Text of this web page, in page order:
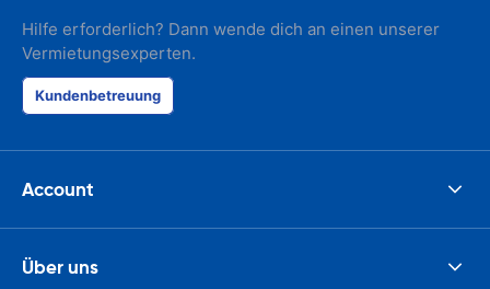
Hilfe erforderlich? Dann wende dich an einen unserer
Vermietungsexperten.
Kundenbetreuung
Account
Über uns